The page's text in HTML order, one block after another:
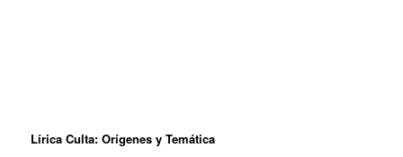
Lírica Culta: Orígenes y Temática